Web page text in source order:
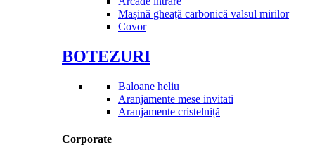
Mașină gheață carbonică valsul mirilor
Covor
BOTEZURI
Baloane heliu
Aranjamente mese invitati
Aranjamente cristelniță
Corporate